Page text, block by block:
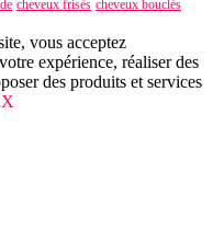
cheveux frisés cheveux bouclés
vous acceptez
expérience, réaliser des
des produits et services
X